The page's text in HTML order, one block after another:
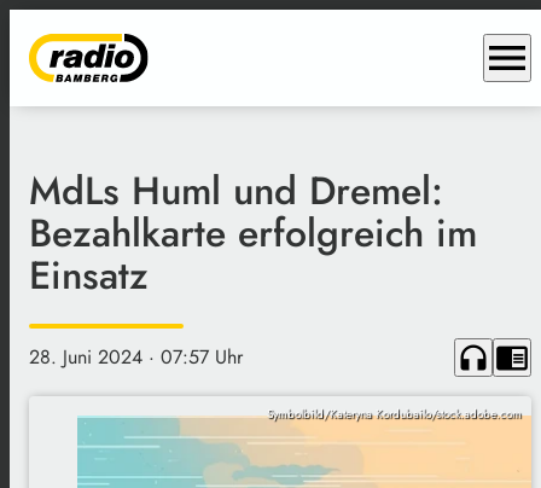
menu
MdLs Huml und Dremel:
Bezahlkarte erfolgreich im
Einsatz
28. Juni 2024 · 07:57 Uhr headphones chrome_reader_mode
Symbolbild/Kateryna Kordubailo/stock.adobe.com